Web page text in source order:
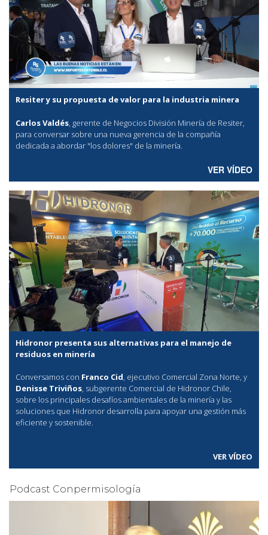
Resiter y su propuesta de valor para la industria minera
Carlos Valdés, gerente de Negocios División Minería de Resiter,
para conversar sobre una nueva gerencia de la compañía
dedicada a abordar "los dolores" de la minería.
VER VÍDEO
Hidronor presenta sus alternativas para el manejo de
residuos en minería
Conversamos con Franco Cid, ejecutivo Comercial Zona Norte, y
Denisse Triviños, subgerente Comercial de Hidronor Chile,
sobre los principales desafíos ambientales de la minería y las
soluciones que Hidronor desarrolla para apoyar una gestión más
eficiente y sostenible.
VER VÍDEO
Podcast Conpermisología